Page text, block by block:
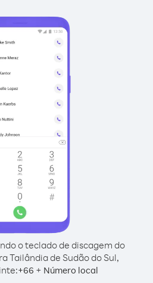
o teclado de discagem do
Tailândia de Sudão do Sul,
+66 + Número local